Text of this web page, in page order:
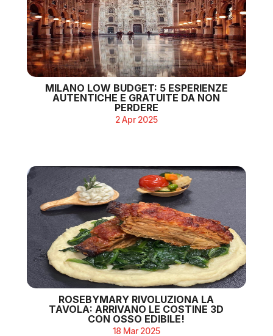
MILANO LOW BUDGET: 5 ESPERIENZE
AUTENTICHE E GRATUITE DA NON
PERDERE
2 Apr 2025
ROSEBYMARY RIVOLUZIONA LA
TAVOLA: ARRIVANO LE COSTINE 3D
CON OSSO EDIBILE!
18 Mar 2025